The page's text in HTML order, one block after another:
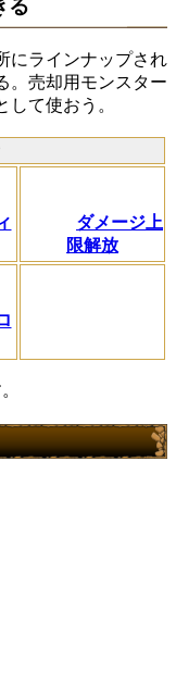
る
にラインナップされ
。売却用モンスター
て使おう。
ダメージ上
限解放